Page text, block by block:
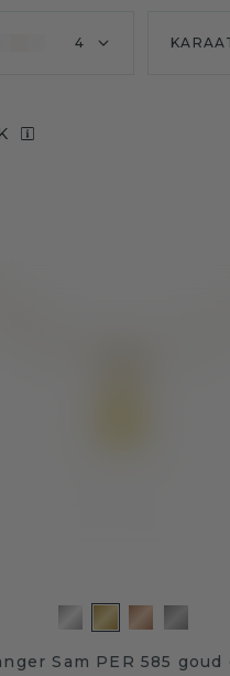
4
Sam PER 585 goud